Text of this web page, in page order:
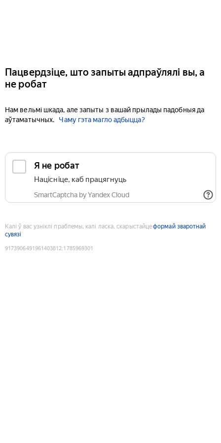
Пацвердзіце, што запыты адпраўлялі вы, а
не робат
Нам вельмі шкада, але запыты з вашай прылады падобныя да
аўтаматычных.
Чаму гэта магло адбыцца?
Я не робат
Націсніце, каб працягнуць
SmartCaptcha by Yandex Cloud
Калі ў вас узніклі праблемы, калі ласка, скарыстайцеформай зваротнай
сувязі
9173906491961403812:1785969301